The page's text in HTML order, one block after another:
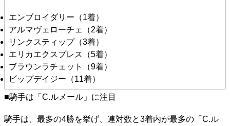
エンブロイダリー（1着）
アルマヴェローチェ（2着）
リンクスティップ（3着）
エリカエクスプレス（5着）
ブラウンラチェット（9着）
ビップデイジー（11着）
■騎手は「C.ルメール」に注目
騎手は、最多の4勝を挙げ、連対数と3着内が最多の「C.ル